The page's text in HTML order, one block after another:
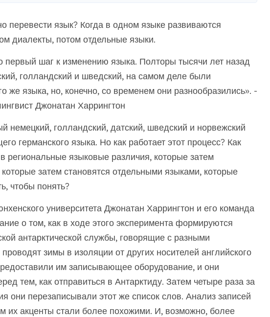
перевести язык? Когда в одном языке развиваются
диалекты, потом отдельные языки.
первый шаг к изменению языка. Полторы тысячи лет назад
голландский и шведский, на самом деле были
же языка, но, конечно, со временем они разнообразились». -
Джонатан Харрингтон
немецкий, голландский, датский, шведский и норвежский
германского языка. Но как работает этот процесс? Как
региональные языковые различия, которые затем
затем становятся отдельными языками, которые
чтобы понять?
университета Джонатан Харрингтон и его команда
о том, как в ходе этого эксперимента формируются
антарктической службы, говорящие с разными
зимы в изоляции от других носителей английского
им записывающее оборудование, и они
тем, как отправиться в Антарктиду. Затем четыре раза за
они перезаписывали этот же список слов. Анализ записей
их акценты стали более похожими. И, возможно, более